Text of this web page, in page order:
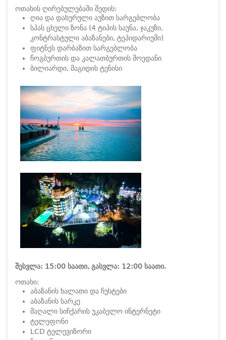
ოთახის ღირებულებაში შედის:
ღია და დახურული აუზით სარგებლობა
სპას ცხელი ზონა (4 ტიპის საუნა, ჯაკუზი,
კონტრასტული აბაზანები, ტეპიდარიუმი)
ფიტნეს დარბაზით სარგებლობა
ჩოგბურთის და კალათბურთის მოედანი
ბილიარდი, მაგიდის ტენისი
შესვლა: 15:00 საათი, გასვლა: 12:00 საათი.
ოთახი:
აბაზანის ხალათი და ჩუსტები
აბაზანის სარკე
მაღალი სიჩქარის უკაბელო ინტერნეტი
ტელეფონი
LCD ტელევიზორი